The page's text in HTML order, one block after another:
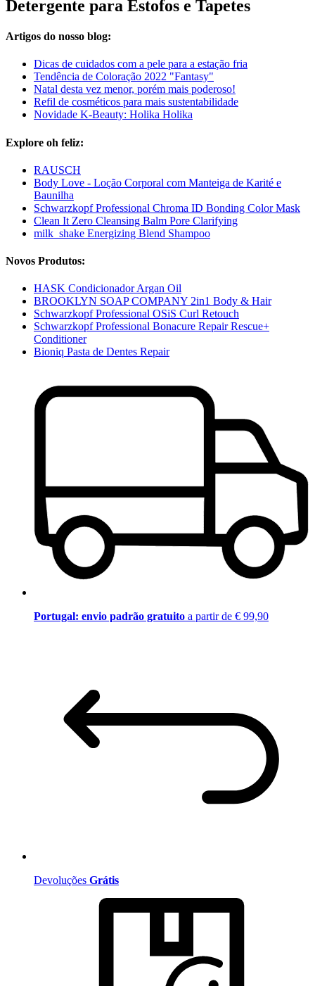
Detergente para Estofos e Tapetes
Artigos do nosso blog:
Dicas de cuidados com a pele para a estação fria
Tendência de Coloração 2022 "Fantasy"
Natal desta vez menor, porém mais poderoso!
Refil de cosméticos para mais sustentabilidade
Novidade K-Beauty: Holika Holika
Explore oh feliz:
RAUSCH
Body Love - Loção Corporal com Manteiga de Karité e
Baunilha
Schwarzkopf Professional Chroma ID Bonding Color Mask
Clean It Zero Cleansing Balm Pore Clarifying
milk_shake Energizing Blend Shampoo
Novos Produtos:
HASK Condicionador Argan Oil
BROOKLYN SOAP COMPANY 2in1 Body & Hair
Schwarzkopf Professional OSiS Curl Retouch
Schwarzkopf Professional Bonacure Repair Rescue+
Conditioner
Bioniq Pasta de Dentes Repair
Portugal: envio padrão gratuito a partir de € 99,90
Devoluções Grátis